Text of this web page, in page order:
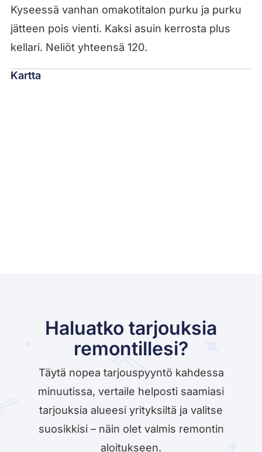
Kyseessä vanhan omakotitalon purku ja purku
jätteen pois vienti. Kaksi asuin kerrosta plus
kellari. Neliöt yhteensä 120.
Kartta
Haluatko tarjouksia
remontillesi?
Täytä nopea tarjouspyyntö kahdessa
minuutissa, vertaile helposti saamiasi
tarjouksia alueesi yrityksiltä ja valitse
suosikkisi – näin olet valmis remontin
aloitukseen.